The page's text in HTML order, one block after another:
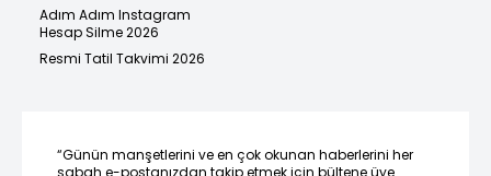
Adım Adım Instagram
Hesap Silme 2026
Resmi Tatil Takvimi 2026
“Günün manşetlerini ve en çok okunan haberlerini her